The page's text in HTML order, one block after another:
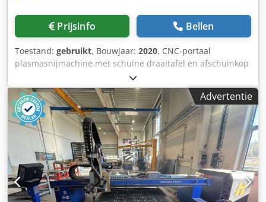
Prijsinfo Bellen
Toestand: gebruikt, Bouwjaar: 2020, CNC-portaal
plasmasnijmachine met schuine draaitafel en afschuinkop
Fabrikant: Messer Type: Multitherm 4000 Bouwjaar: 2020
CNC-besturing: Global Control Plus Werkgebied: 3 x 10,8 m
Spoorbreedte: 4.000 mm 1 autogene brander ALFA 1
plasmabrander met schuine draaitafel en afschuinkop
Stroombron: Hypertherm XPR300 Snijdikte: 50 mm
(perforeren) 80 mm (doorsnijden) Csdjx Dlwmspfx Apceha
Afzuigtabel Beuting zonder filterinstallatie Software:
Omniwin met Bevel ä22726
Advertentie